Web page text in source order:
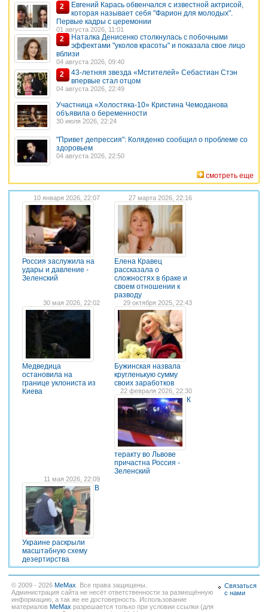
2
Евгений Карась обвенчался с известной актрисой,
которая называет себя "Фарион для молодых".
Первые кадры с церемонии
01 августа 2026, 11:01
2
Наталка Денисенко столкнулась с побочными
эффектами "уколов красоты" и показала свое лицо
вблизи
04 августа 2026, 09:40
2
43-летняя звезда «Мстителей» Себастиан Стэн
впервые стал отцом
04 августа 2026, 22:49
Участница «Холостяка-10» Кристина Чемоданова
объявила о беременности
30 июля 2026, 22:24
"Привет депрессия": Коляденко сообщил о проблеме со
здоровьем
04 августа 2026, 22:50
смотреть еще
10 января 2026, 22:07
Россия заслужила на
удары и давление -
Зеленский
27 марта 2026, 22:16
Елена Кравец
рассказала о
сложностях в браке и
своем отношении к
разводу
30 мая 2026, 22:02
Медведица
остановила на
границе уклониста из
Киева
29 октября 2025, 22:43
Бужинская назвала
кругленькую сумму
своих заработков
22 февраля 2026, 22:30
К
теракту во Львове
причастна Россия -
Зеленский
11 мая 2026, 22:09
В
Украине раскрыли
масштабную схему
дезертирства
© 2009 - 2026 MeMax . Все права защищены.
Администрация сайта не несёт ответственности за размещённую
информацию, а так же ее достоверность. Использование
материалов MeMax разрешается только при условии ссылки (для
Связаться
с нами